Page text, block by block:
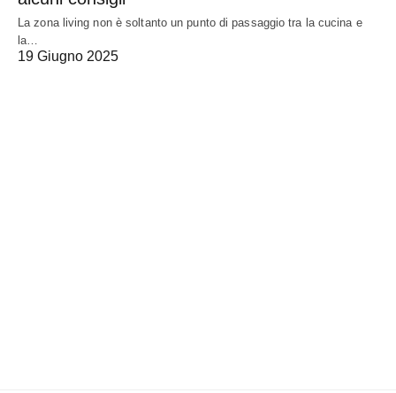
La zona living non è soltanto un punto di passaggio tra la cucina e
la…
19 Giugno 2025